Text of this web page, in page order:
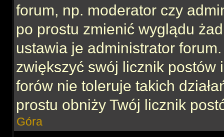
forum, np. moderator czy
po prostu zmienić wyglądu
ustawia je administrator
zwiększyć swój licznik postów
forów nie toleruje takich
prostu obniży Twój licznik
Góra